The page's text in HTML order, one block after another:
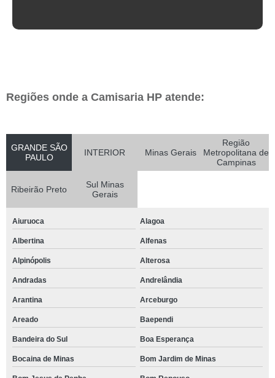
Regiões onde a Camisaria HP atende:
GRANDE SÃO
PAULO
INTERIOR Minas Gerais
Região
Metropolitana de
Campinas
Ribeirão Preto
Sul Minas
Gerais
Aiuruoca Alagoa
Albertina Alfenas
Alpinópolis Alterosa
Andradas Andrelândia
Arantina Arceburgo
Areado Baependi
Bandeira do Sul Boa Esperança
Bocaina de Minas Bom Jardim de Minas